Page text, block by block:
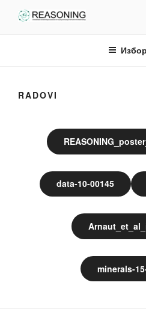
RADOVI
data-10-00145
minerals-